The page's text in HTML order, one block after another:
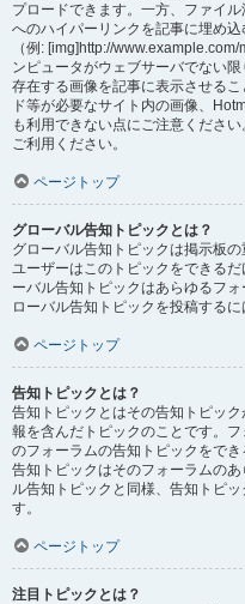
プロードできます。一方、ファイ
へのハイパーリンクを記事に埋め
（例: [img]http://
ンピュータがウェブサーバでない
存在する画像を記事に表示させる
ド等が必要なサイト内の画像、
も利用できない点にご注意くださ
ご利用ください。
ページトップ
グローバル告知トピックとは？
グローバル告知トピックは掲示板
ユーザーはこのトピックをできる
ーバル告知トピックはあらゆるフ
ローバル告知トピックを投稿する
ページトップ
告知トピックとは？
告知トピックとはその告知トピッ
報を含んだトピックのことです。
のフォーラムの告知トピックをで
告知トピックはそのフォーラムの
ル告知トピックと同様、告知トピ
す。
ページトップ
注目トピックとは？